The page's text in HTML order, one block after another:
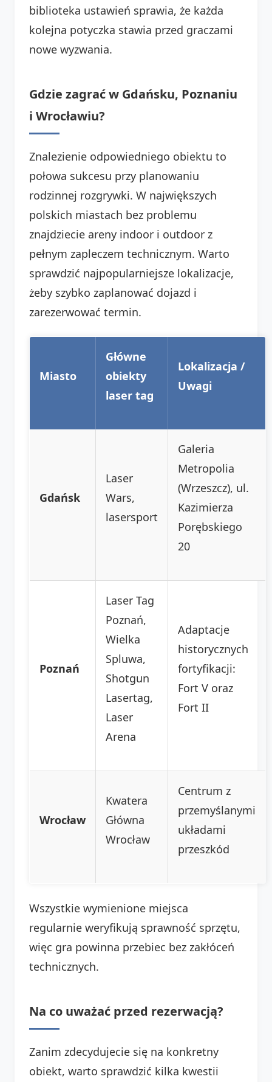
biblioteka ustawień sprawia, że każda
kolejna potyczka stawia przed graczami
nowe wyzwania.
Gdzie zagrać w Gdańsku, Poznaniu
i Wrocławiu?
Znalezienie odpowiedniego obiektu to
połowa sukcesu przy planowaniu
rodzinnej rozgrywki. W największych
polskich miastach bez problemu
znajdziecie areny indoor i outdoor z
pełnym zapleczem technicznym. Warto
sprawdzić najpopularniejsze lokalizacje,
żeby szybko zaplanować dojazd i
zarezerwować termin.
Miasto
Główne
obiekty
laser tag
Lokalizacja /
Uwagi
Gdańsk
Laser
Wars,
lasersport
Galeria
Metropolia
(Wrzeszcz), ul.
Kazimierza
Porębskiego
20
Poznań
Laser Tag
Poznań,
Wielka
Spluwa,
Shotgun
Lasertag,
Laser
Arena
Adaptacje
historycznych
fortyfikacji:
Fort V oraz
Fort II
Wrocław
Kwatera
Główna
Wrocław
Centrum z
przemyślanymi
układami
przeszkód
Wszystkie wymienione miejsca
regularnie weryfikują sprawność sprzętu,
więc gra powinna przebiec bez zakłóceń
technicznych.
Na co uważać przed rezerwacją?
Zanim zdecydujecie się na konkretny
obiekt, warto sprawdzić kilka kwestii